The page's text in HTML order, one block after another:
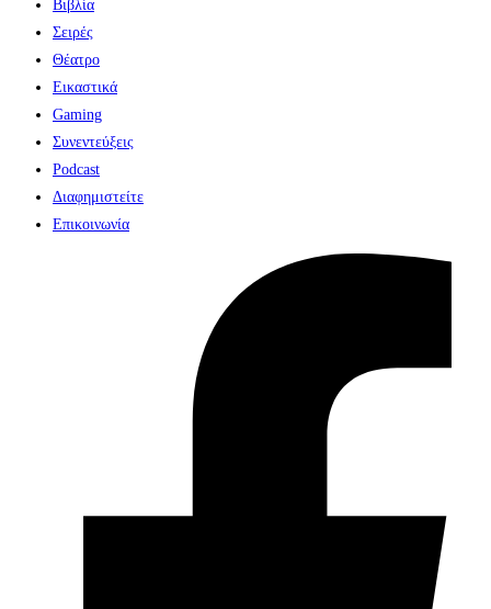
Βιβλία
Σειρές
Θέατρο
Εικαστικά
Gaming
Συνεντεύξεις
Podcast
Διαφημιστείτε
Επικοινωνία